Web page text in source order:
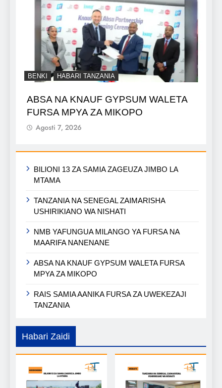
BENKI HABARI TANZANIA
ABSA NA KNAUF GYPSUM WALETA
FURSA MPYA ZA MIKOPO
Agosti 7, 2026
BILIONI 13 ZA SAMIA ZAGEUZA JIMBO LA
MTAMA
TANZANIA NA SENEGAL ZAIMARISHA
USHIRIKIANO WA NISHATI
NMB YAFUNGUA MILANGO YA FURSA NA
MAARIFA NANENANE
ABSA NA KNAUF GYPSUM WALETA FURSA
MPYA ZA MIKOPO
RAIS SAMIA AANIKA FURSA ZA UWEKEZAJI
TANZANIA
Habari Zaidi